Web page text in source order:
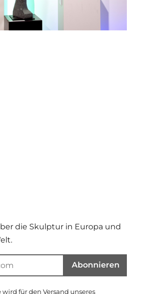
die Skulptur in Europa und
Abonnieren
wird für den Versand unseres